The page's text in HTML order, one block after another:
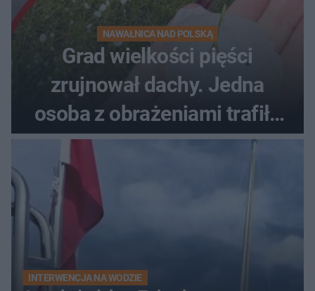
NAWAŁNICA NAD POLSKĄ
Grad wielkości pięści
zrujnował dachy. Jedna
osoba z obrażeniami trafiła
do szpitala
INTERWENCJA NA WODZIE